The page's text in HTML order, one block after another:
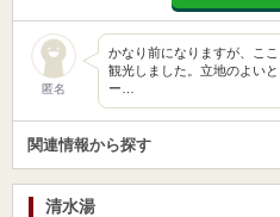
匿名
かなり前になりますが、こ
観光しました。立地のよい
ー…
関連情報から探す
清水湯